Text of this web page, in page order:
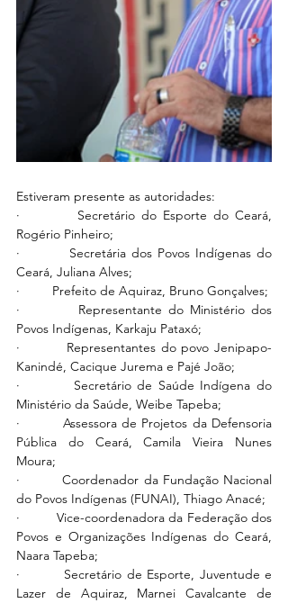
Estiveram presente as autoridades:
·         Secretário do Esporte do Ceará,
Rogério Pinheiro;
·         Secretária dos Povos Indígenas do
Ceará, Juliana Alves;
·         Prefeito de Aquiraz, Bruno Gonçalves;
·         Representante do Ministério dos
Povos Indígenas, Karkaju Pataxó;
·         Representantes do povo Jenipapo-
Kanindé, Cacique Jurema e Pajé João;
·         Secretário de Saúde Indígena do
Ministério da Saúde, Weibe Tapeba;
·         Assessora de Projetos da Defensoria
Pública do Ceará, Camila Vieira Nunes
Moura;
·         Coordenador da Fundação Nacional
do Povos Indígenas (FUNAI), Thiago Anacé;
·         Vice-coordenadora da Federação dos
Povos e Organizações Indígenas do Ceará,
Naara Tapeba;
·         Secretário de Esporte, Juventude e
Lazer de Aquiraz, Marnei Cavalcante de